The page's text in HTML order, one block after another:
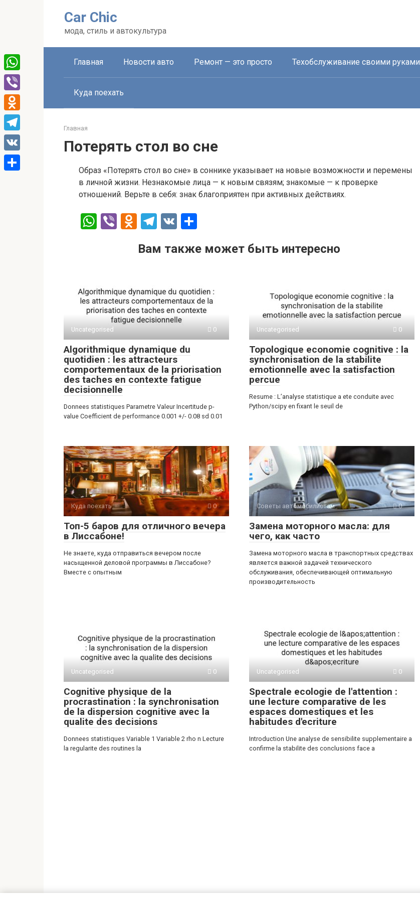
Car Chic
мода, стиль и автокультура
Главная Новости авто Ремонт — это просто Техобслуживание своими руками
Куда поехать
Главная
Потерять стол во сне
Образ «Потерять стол во сне» в соннике указывает на новые возможности и перемены
в личной жизни. Незнакомые лица — к новым связям; знакомые — к проверке
отношений. Верьте в себя: знак благоприятен при активных действиях.
W
A
p
p
Vi O
n
kl
a
ss
ni
ki
T
e
a
m
V
п
а
в
и
ть
Вам также может быть интересно
Uncategorised 0
Algorithmique dynamique du
quotidien : les attracteurs
comportementaux de la priorisation
des taches en contexte fatigue
decisionnelle
Donnees statistiques Parametre Valeur Incertitude p-
value Coefficient de performance 0.001 +/- 0.08 sd 0.01
Uncategorised 0
Topologique economie cognitive : la
synchronisation de la stabilite
emotionnelle avec la satisfaction
percue
Resume : L’analyse statistique a ete conduite avec
Python/scipy en fixant le seuil de
Куда поехать 0
Топ-5 баров для отличного вечера
в Лиссабоне!
Не знаете, куда отправиться вечером после
насыщенной деловой программы в Лиссабоне?
Вместе с опытным
Советы автомобилистам 0
Замена моторного масла: для
чего, как часто
Замена моторного масла в транспортных средствах
является важной задачей технического
обслуживания, обеспечивающей оптимальную
производительность
Uncategorised 0
Cognitive physique de la
procrastination : la synchronisation
de la dispersion cognitive avec la
qualite des decisions
Donnees statistiques Variable 1 Variable 2 rho n Lecture
la regularite des routines la
Uncategorised 0
Spectrale ecologie de l'attention :
une lecture comparative de les
espaces domestiques et les
habitudes d'ecriture
Introduction Une analyse de sensibilite supplementaire a
confirme la stabilite des conclusions face a
WhatsApp
Viber
Odnoklassniki
Telegram
VK